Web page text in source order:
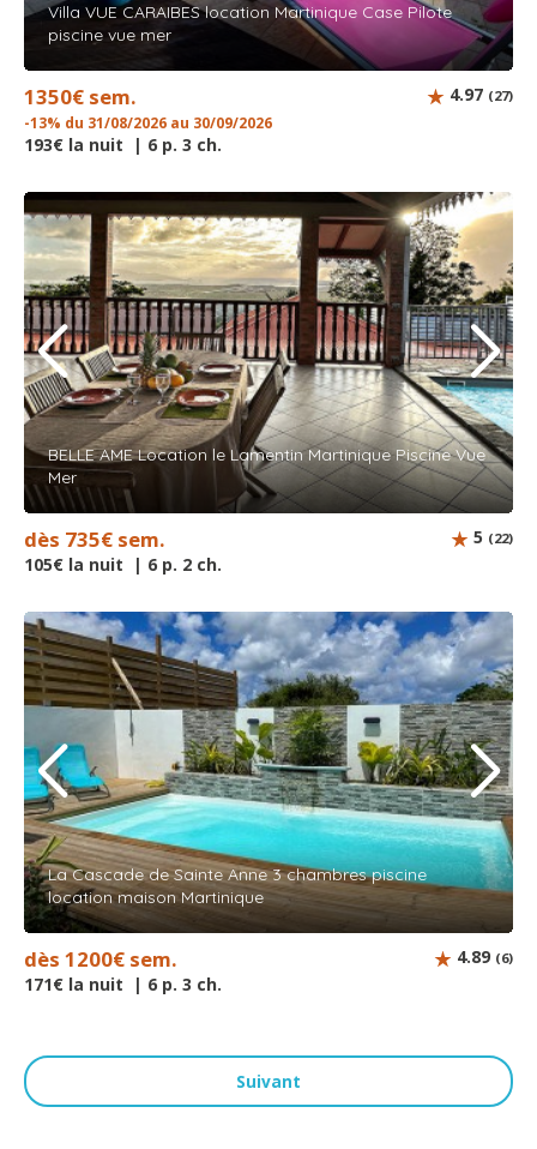
Villa VUE CARAIBES location Martinique Case Pilote
piscine vue mer
1350€ sem.
-13% du 31/08/2026 au 30/09/2026
193€ la nuit | 6 p. 3 ch.
4.97 (27)
BELLE AME Location le Lamentin Martinique Piscine Vue
Mer
dès 735€ sem.
105€ la nuit | 6 p. 2 ch.
5 (22)
La Cascade de Sainte Anne 3 chambres piscine
location maison Martinique
dès 1200€ sem.
171€ la nuit | 6 p. 3 ch.
4.89 (6)
Suivant